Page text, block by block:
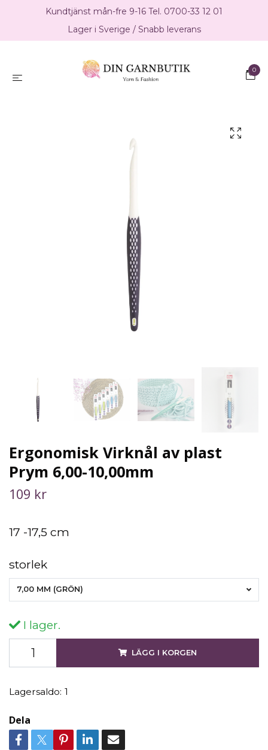
Kundtjänst mån-fre 9-16 Tel. 0700-33 12 01
Lager i Sverige / Snabb leverans
0
Ergonomisk Virknål av plast
Prym 6,00-10,00mm
109 kr
17 -17,5 cm
storlek
7,00 MM (GRÖN)
I lager.
LÄGG I KORGEN
Lagersaldo: 1
Dela